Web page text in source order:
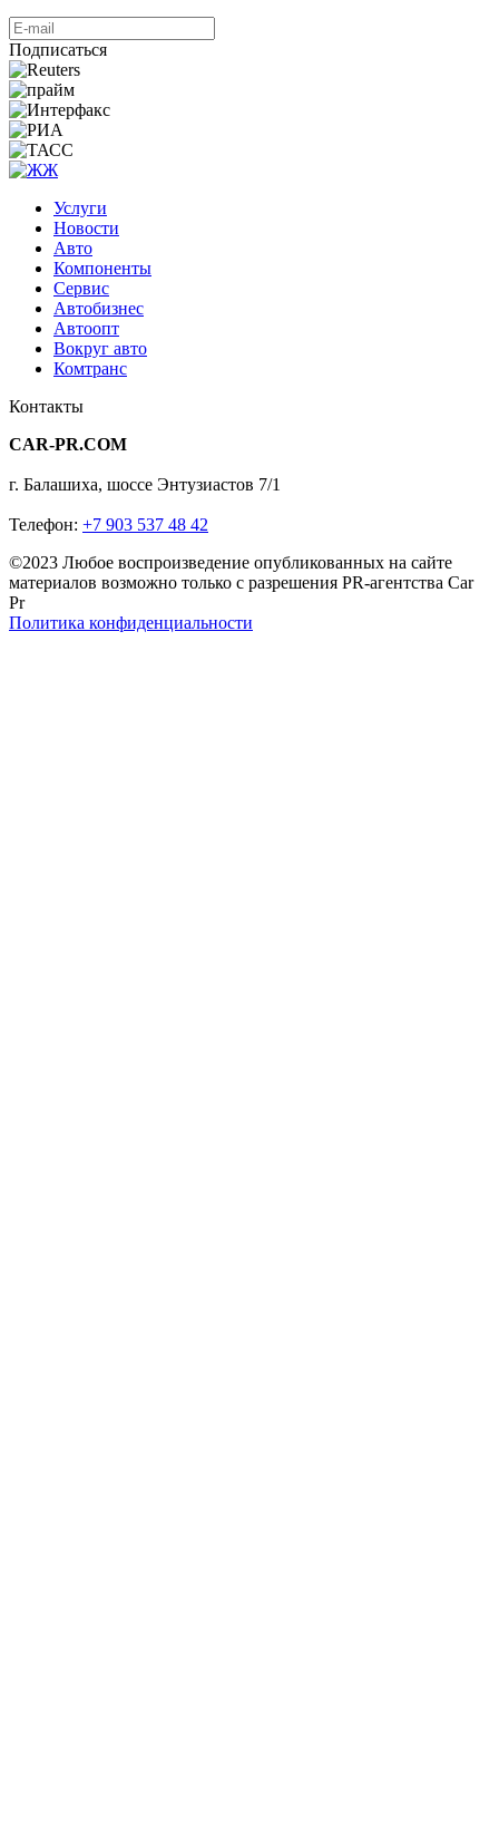
Подписаться
Услуги
Новости
Авто
Компоненты
Сервис
Автобизнес
Автоопт
Вокруг авто
Комтранс
Контакты
CAR-PR.COM
г. Балашиха, шоссе Энтузиастов 7/1
Телефон: +7 903 537 48 42
©2023 Любое воспроизведение опубликованных на сайте
материалов возможно только с разрешения PR-агентства Car
Pr
Политика конфиденциальности